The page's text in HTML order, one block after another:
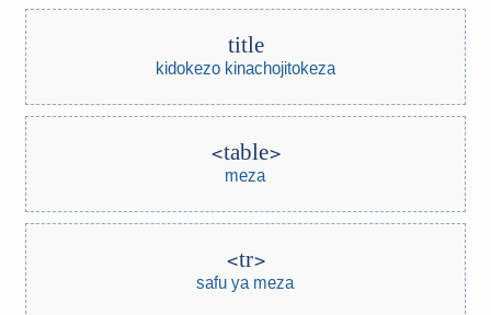
title
kidokezo kinachojitokeza
table
meza
tr
safu ya meza